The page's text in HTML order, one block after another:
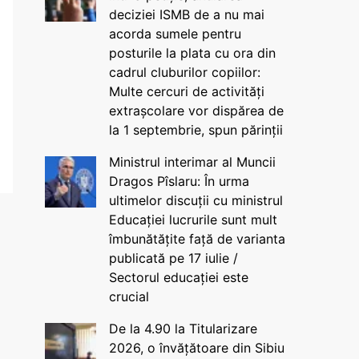
deciziei ISMB de a nu mai
acorda sumele pentru
posturile la plata cu ora din
cadrul cluburilor copiilor:
Multe cercuri de activități
extrașcolare vor dispărea de
la 1 septembrie, spun părinții
Ministrul interimar al Muncii
Dragos Pîslaru: În urma
ultimelor discuții cu ministrul
Educației lucrurile sunt mult
îmbunătățite față de varianta
publicată pe 17 iulie /
Sectorul educației este
crucial
De la 4.90 la Titularizare
2026, o învățătoare din Sibiu